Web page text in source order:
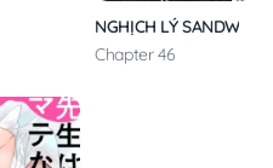
NGHỊCH LÝ SANDWICH
Chapter 46